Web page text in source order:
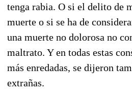
tenga rabia. O si el delito de
muerte o si se ha de
una muerte no dolorosa no
maltrato. Y en todas estas
más enredadas, se dijeron
extrañas.